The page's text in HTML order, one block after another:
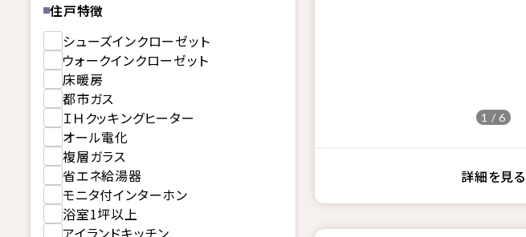
住戸特徴
シューズインクローゼット
ウォークインクローゼット
床暖房
都市ガス
ＩＨクッキングヒーター
オール電化
複層ガラス
省エネ給湯器
モニタ付インターホン
浴室1坪以上
アイランドキッチン
1 / 6
詳細を見る